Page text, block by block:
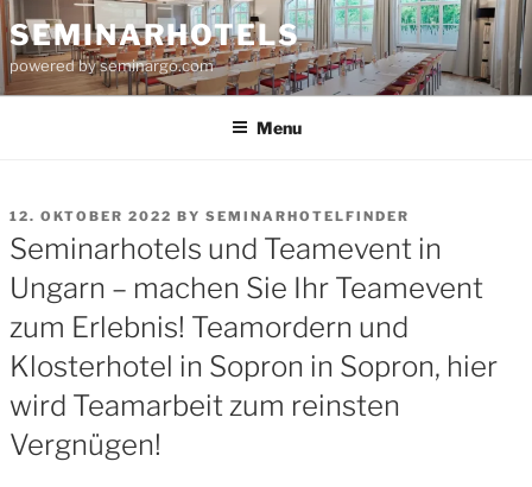
Skip
to
content
SEMINARHOTELS
powered by seminargo.com
Menu
POSTED
ON
12. OKTOBER 2022 BY SEMINARHOTELFINDER
Seminarhotels und Teamevent in
Ungarn – machen Sie Ihr Teamevent
zum Erlebnis! Teamordern und
Klosterhotel in Sopron in Sopron, hier
wird Teamarbeit zum reinsten
Vergnügen!